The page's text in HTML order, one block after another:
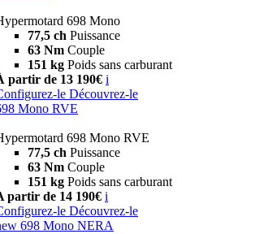
698 Mono
77,5 ch Puissance
63 Nm Couple
151 kg Poids sans carburant
partir de 13 190€ i
le Découvrez-le
Mono RVE
698 Mono RVE
77,5 ch Puissance
63 Nm Couple
151 kg Poids sans carburant
partir de 14 190€ i
le Découvrez-le
698 Mono NERA